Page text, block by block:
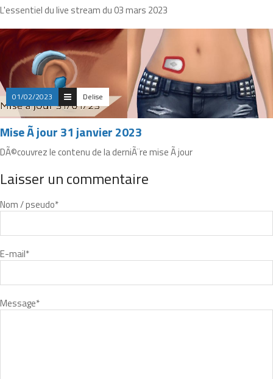
L'essentiel du live stream du 03 mars 2023
01/02/2023 Delise
Mise Ã jour 31 janvier 2023
DÃ©couvrez le contenu de la derniÃ¨re mise Ã jour
Laisser un commentaire
Nom / pseudo*
E-mail*
Message*